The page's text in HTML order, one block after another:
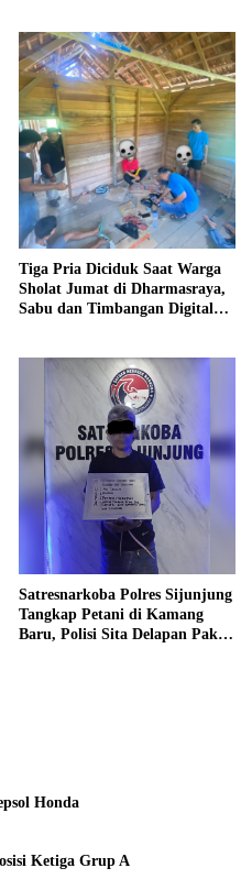
Tiga Pria Diciduk Saat Warga
Sholat Jumat di Dharmasraya,
Sabu dan Timbangan Digital
Satresnarkoba Polres Sijunjung
Tangkap Petani di Kamang
Baru, Polisi Sita Delapan Paket
Honda
Ketiga Grup A